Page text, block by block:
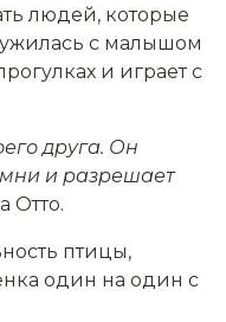
людей, которые
с малышом
и играет с
друга. Он
и разрешает
Отто.
птицы,
один на один с